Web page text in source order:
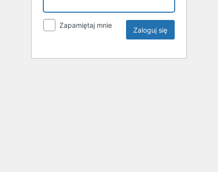
Zapamiętaj mnie